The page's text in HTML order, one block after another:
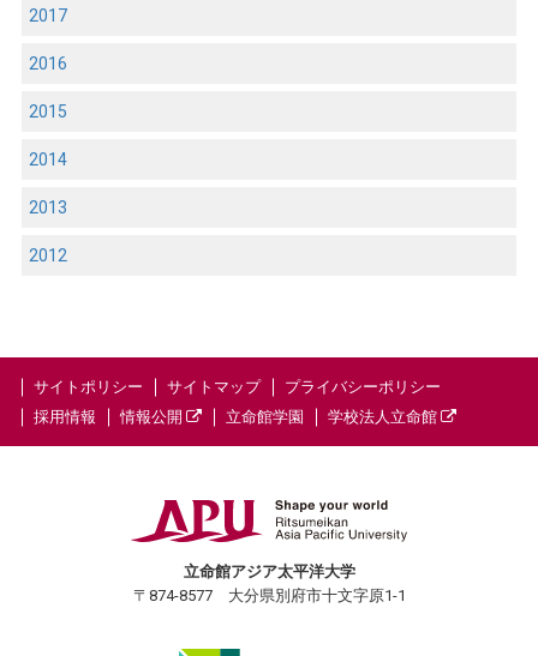
2017
2016
2015
2014
2013
2012
サイトポリシー サイトマップ
プライバシーポリシー
採用情報
情報公開 立命館学園 学校法人立命館
立命館アジア太平洋大学
〒874-8577 大分県別府市十文字原1-1